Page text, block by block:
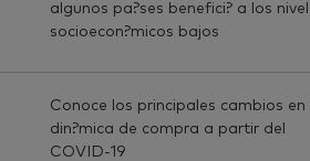
algunos pa?ses benefici? a los
socioecon?micos bajos
Conoce los principales cambios en
din?mica de compra a partir del
COVID-19